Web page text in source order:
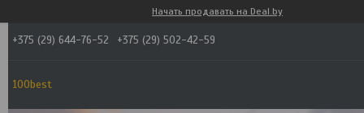
Начать продавать на Deal.by
+375 (29) 644-76-52 +375 (29) 502-42-59
100best